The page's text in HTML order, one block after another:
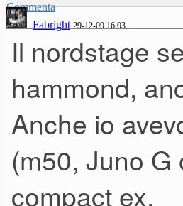
non conosco il
ma se dovessi
Commenta
Fabright 29-12-09 16.03
Il nordstage
hammond,
Anche io
(m50, Juno
compact ex.